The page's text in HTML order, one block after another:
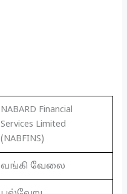
NABARD Financial
Services Limited
(NABFINS)
வங்கி வேலை